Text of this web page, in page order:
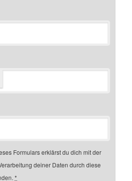
Formulars erklärst du dich mit der
deiner Daten durch diese
*